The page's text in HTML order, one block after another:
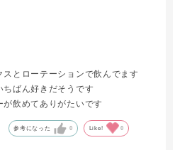
とローテーションで飲んでます
ちばん好きだそうです
飲めてありがたいです
参考になった 0 Like! 0